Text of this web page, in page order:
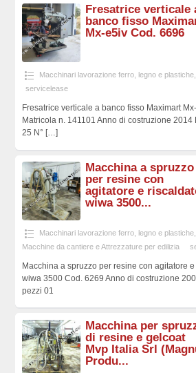
Fresatrice verticale
banco fisso
Mx-e5iv Cod. 6696
Macchinari lavorazione ferro, legno e plastiche,
servicelease
Fresatrice verticale a banco fisso Maximart
Matricola n. 141101 Anno di costruzione 2014
25 N° […]
Macchina a spruzzo
per resine con
agitatore e
wiwa 3500...
Macchinari lavorazione ferro, legno e plastiche,
Macchine da cantiere e Attrezzature per edilizia
Macchina a spruzzo per resine con agitatore
wiwa 3500 Cod. 6269 Anno di costruzione
pezzi 01
Macchina per
di resine e gelcoat
Mvp Italia Srl
Produ...